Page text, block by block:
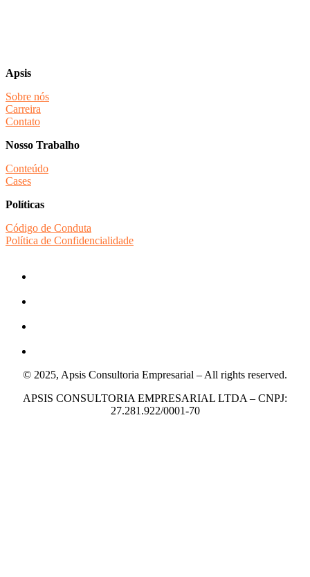
Apsis
Sobre nós
Carreira
Contato
Nosso Trabalho
Conteúdo
Cases
Políticas
Código de Conduta
Política de Confidencialidade
© 2025, Apsis Consultoria Empresarial – All rights reserved.
APSIS CONSULTORIA EMPRESARIAL LTDA – CNPJ:
27.281.922/0001-70